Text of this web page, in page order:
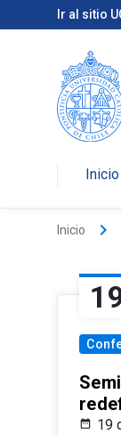
Ir al sitio
Inicio
Inicio keyboard_arrow_right
19